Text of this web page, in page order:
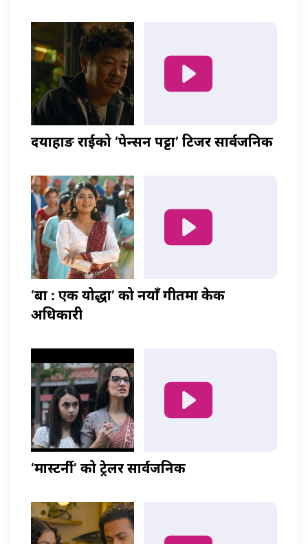
दयाहाङ राईको ‘पेन्सन पट्टा’ टिजर सार्वजनिक
‘बा : एक योद्धा’ को नयाँ गीतमा केकी
अधिकारी
‘मास्टर्नी’ को ट्रेलर सार्वजनिक